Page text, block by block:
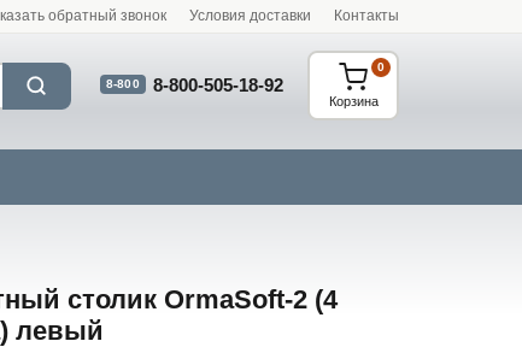
обратный звонок Условия доставки Контакты
8-800 8-800-505-18-92
Корзина
0
столик OrmaSoft-2 (4
левый